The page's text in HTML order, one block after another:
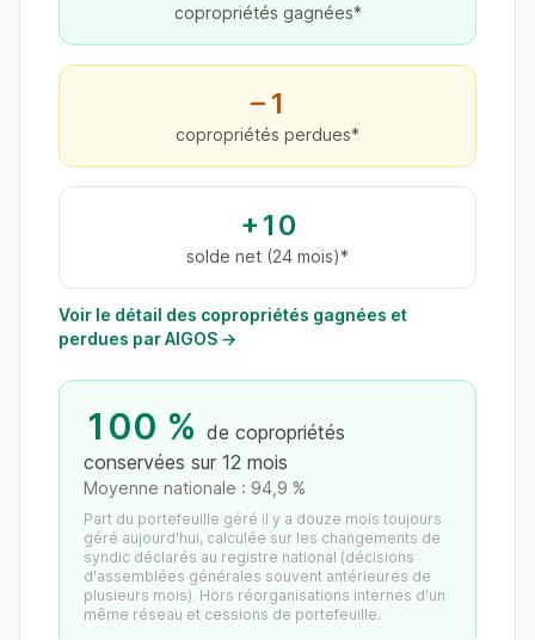
copropriétés gagnées*
−1
copropriétés perdues*
+10
solde net (24 mois)*
Voir le détail des copropriétés gagnées et
perdues par AIGOS →
100 % de copropriétés
conservées sur 12 mois
Moyenne nationale : 94,9 %
Part du portefeuille géré il y a douze mois toujours
géré aujourd'hui, calculée sur les changements de
syndic déclarés au registre national (décisions
d'assemblées générales souvent antérieures de
plusieurs mois). Hors réorganisations internes d'un
même réseau et cessions de portefeuille.